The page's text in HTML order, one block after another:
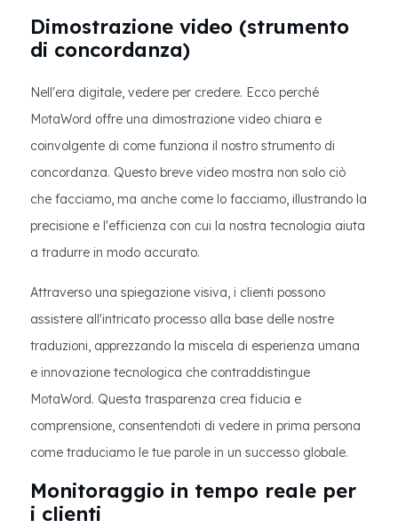
Dimostrazione video (strumento
di concordanza)
Nell'era digitale, vedere per credere. Ecco perché
MotaWord offre una dimostrazione video chiara e
coinvolgente di come funziona il nostro strumento di
concordanza. Questo breve video mostra non solo ciò
che facciamo, ma anche come lo facciamo, illustrando la
precisione e l'efficienza con cui la nostra tecnologia aiuta
a tradurre in modo accurato.
Attraverso una spiegazione visiva, i clienti possono
assistere all'intricato processo alla base delle nostre
traduzioni, apprezzando la miscela di esperienza umana
e innovazione tecnologica che contraddistingue
MotaWord. Questa trasparenza crea fiducia e
comprensione, consentendoti di vedere in prima persona
come traduciamo le tue parole in un successo globale.
Monitoraggio in tempo reale per
i clienti